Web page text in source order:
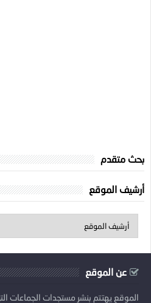
بحث متقدم
أرشيف الموقع
عن الموقع
الموقع يهتتم بنشر مستجدات الجماعات